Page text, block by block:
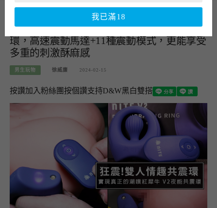
懂玩哦！雙人情趣用品-NITE V2夜能共震
環，高速震動馬達+11種震動模式，更能享受
多重的刺激酥麻感
男生玩物 徐威廉 2024-02-15
按讚加入粉絲團按個讚支持D&W黑白雙搭
我已滿18